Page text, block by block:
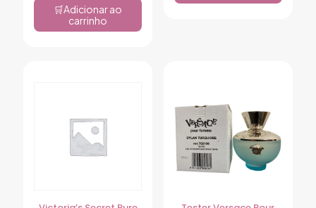
Adicionar ao
carrinho